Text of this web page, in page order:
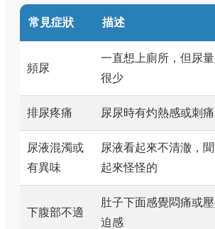
常見症狀 描述
頻尿
一直想上廁所，但尿量
很少
排尿疼痛 尿尿時有灼熱感或刺痛
尿液混濁或
有異味
尿液看起來不清澈，聞
起來怪怪的
下腹部不適
肚子下面感覺悶痛或壓
迫感